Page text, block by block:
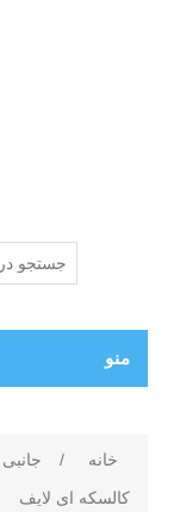
منو
خانه / جانبی
کالسکه ای لایف